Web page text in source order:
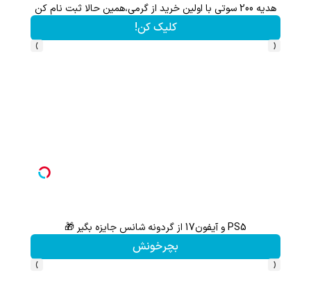
هدیه 200 سوتی با اولین خرید از گرمی،همین حالا ثبت نام کن
کلیک کن!
‹
›
PS5 و آیفون17 از گردونه شانس جایزه بگیر 🎁
بچرخونش
‹
›